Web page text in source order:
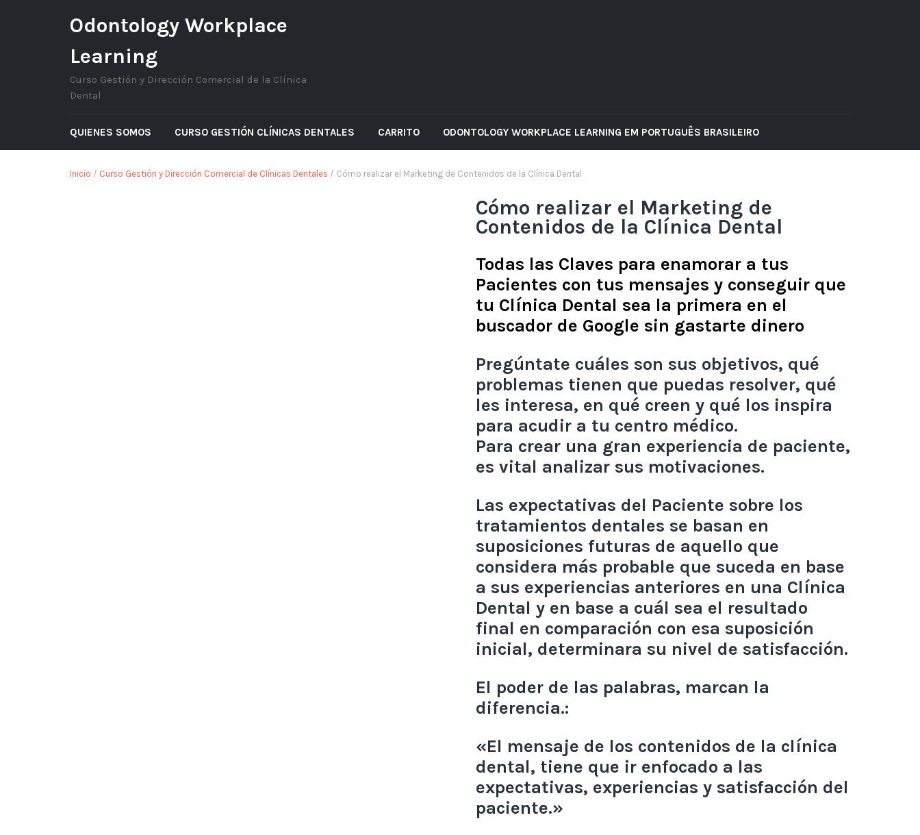
Odontology Workplace
Learning
Curso Gestión y Dirección Comercial de la Clínica
Dental
QUIENES SOMOS CURSO GESTIÓN CLÍNICAS DENTALES CARRITO ODONTOLOGY WORKPLACE LEARNING EM PORTUGUÊS BRASILEIRO
Inicio / Curso Gestión y Dirección Comercial de Clínicas Dentales / Cómo realizar el Marketing de Contenidos de la Clínica Dental
Cómo realizar el Marketing de
Contenidos de la Clínica Dental
Todas las Claves para enamorar a tus
Pacientes con tus mensajes y conseguir que
tu Clínica Dental sea la primera en el
buscador de Google sin gastarte dinero
Pregúntate cuáles son sus objetivos, qué
problemas tienen que puedas resolver, qué
les interesa, en qué creen y qué los inspira
para acudir a tu centro médico.
Para crear una gran experiencia de paciente,
es vital analizar sus motivaciones.
Las expectativas del Paciente sobre los
tratamientos dentales se basan en
suposiciones futuras de aquello que
considera más probable que suceda en base
a sus experiencias anteriores en una Clínica
Dental y en base a cuál sea el resultado
final en comparación con esa suposición
inicial, determinara su nivel de satisfacción.
El poder de las palabras, marcan la
diferencia.:
«El mensaje de los contenidos de la clínica
dental, tiene que ir enfocado a las
expectativas, experiencias y satisfacción del
paciente.»